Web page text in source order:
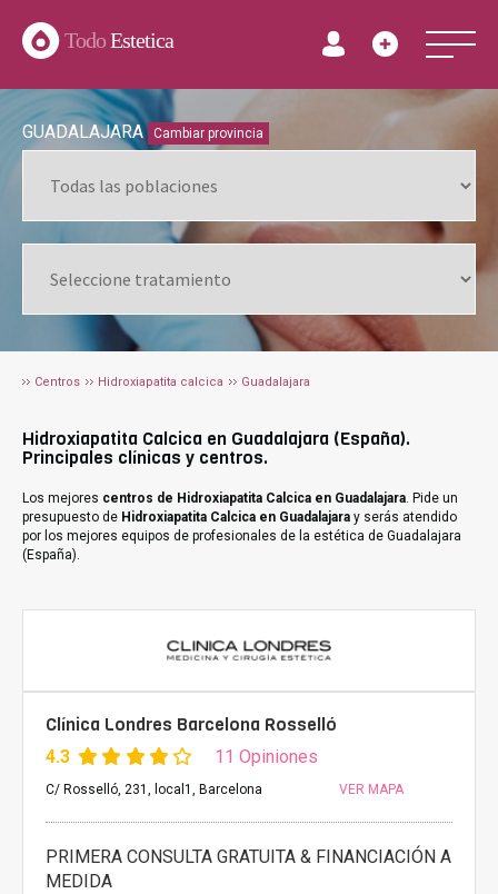
TodoEstetica
GUADALAJARA Cambiar provincia
Centros Hidroxiapatita calcica Guadalajara
Hidroxiapatita Calcica en Guadalajara (España).
Principales clínicas y centros.
Los mejores centros de Hidroxiapatita Calcica en Guadalajara. Pide un
presupuesto de Hidroxiapatita Calcica en Guadalajara y serás atendido
por los mejores equipos de profesionales de la estética de Guadalajara
(España).
Clínica Londres Barcelona Rosselló
4.3 11 Opiniones
C/ Rosselló, 231, local1, Barcelona VER MAPA
PRIMERA CONSULTA GRATUITA & FINANCIACIÓN A
MEDIDA